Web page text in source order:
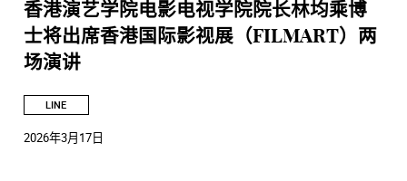
香港演艺学院电影电视学院院长林均乘博
士将出席香港国际影视展（FILMART）两
场演讲
LINE
2026年3月17日